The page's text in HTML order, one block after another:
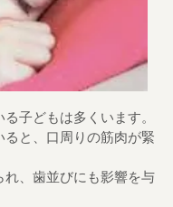
子どもは多くいます。
と、口周りの筋肉が緊
、歯並びにも影響を与